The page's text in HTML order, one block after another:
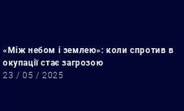
«Між небом і землею»: коли спротив в
окупації стає загрозою
23 / 05 / 2025